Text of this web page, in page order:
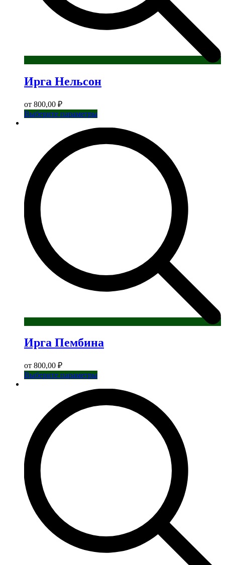
Ирга Нельсон
от 800,00 ₽
Выберите параметрыЭтот
вариаций.
Ирга Пембина
от 800,00 ₽
Выберите параметрыЭтот
вариаций.